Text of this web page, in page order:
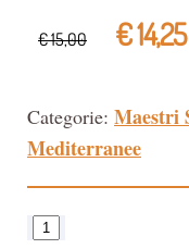
€ 15,00 € 14,25
Categorie: Maestri
Mediterranee